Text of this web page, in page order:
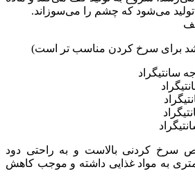
تولید می‌شود که چشم را می‌سوزاند.
برای سرخ کردن مناسب تر است)
سرخ کردنی بالاست و به راحتی دود
به مواد غذایی داشته و موجب کاهش